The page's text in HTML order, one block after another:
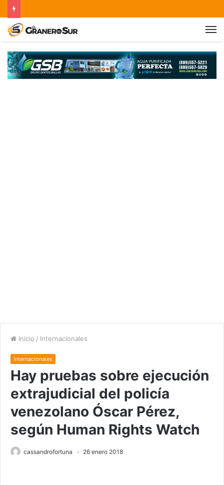
Inicio / Internacionales
Internacionales
Hay pruebas sobre ejecución
extrajudicial del policía
venezolano Óscar Pérez,
según Human Rights Watch
cassandrofortuna 26 enero 2018